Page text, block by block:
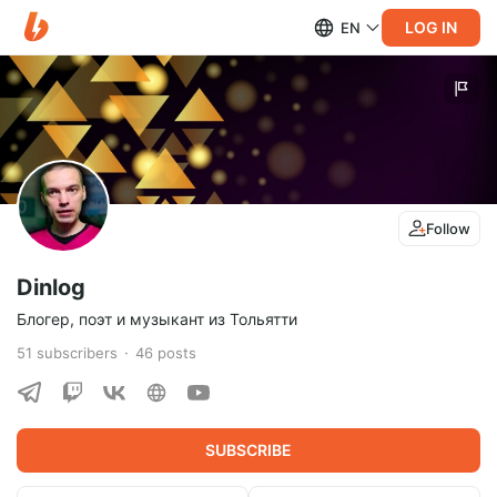
EN LOG IN
Follow
Dinlog
Блогер, поэт и музыкант из Тольятти
51 subscribers 46 posts
SUBSCRIBE